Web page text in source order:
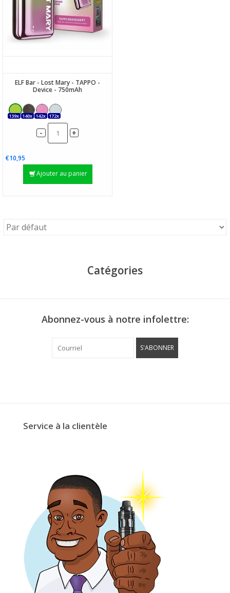
ELF Bar - Lost Mary - TAPPO -
Device - 750mAh
139x 140x 142x 172x
- +
€10,95
Ajouter au panier
Catégories
Abonnez-vous à notre infolettre:
S'ABONNER
Service à la clientèle